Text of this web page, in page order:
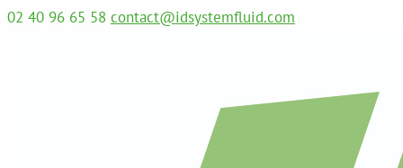
02 40 96 65 58 contact@idsystemfluid.com